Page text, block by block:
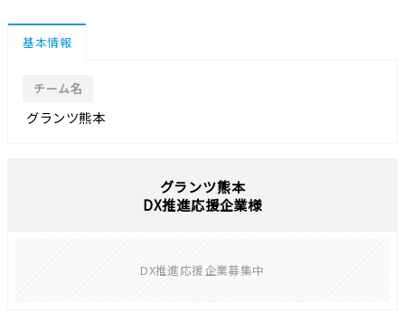
基本情報
チーム名
グランツ熊本
グランツ熊本
DX推進応援企業様
DX推進応援企業募集中